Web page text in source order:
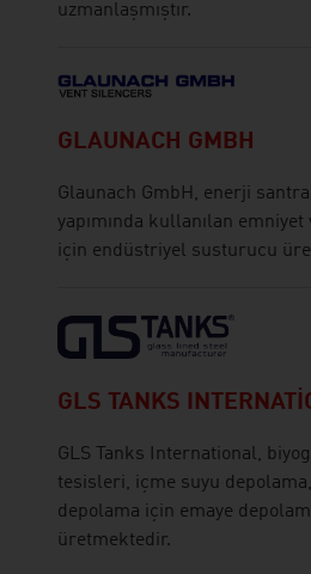
uzmanlaşmıştır.
GLAUNACH GMBH
Glaunach GmbH, enerji
yapımında kullanılan
için endüstriyel susturucu
GLS TANKS
GLS Tanks International,
tesisleri, içme suyu depolama,
depolama için emaye
üretmektedir.